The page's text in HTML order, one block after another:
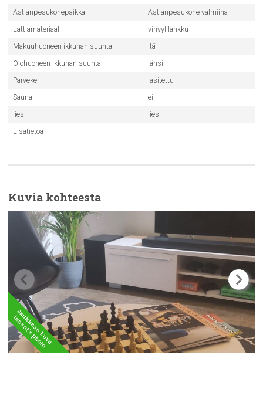
Astianpesukonepaikka
Astianpesukone valmiina
Lattiamateriaali
vinyylilankku
Makuuhuoneen ikkunan suunta
itä
Olohuoneen ikkunan suunta
länsi
Parveke
lasitettu
Sauna
ei
liesi
liesi
Lisätietoa
Kuvia kohteesta